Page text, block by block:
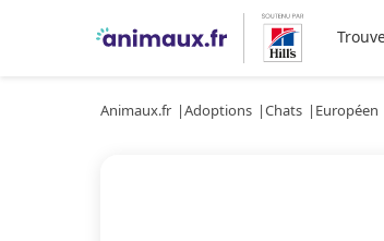
Animaux.fr Adoptions Chats Européen